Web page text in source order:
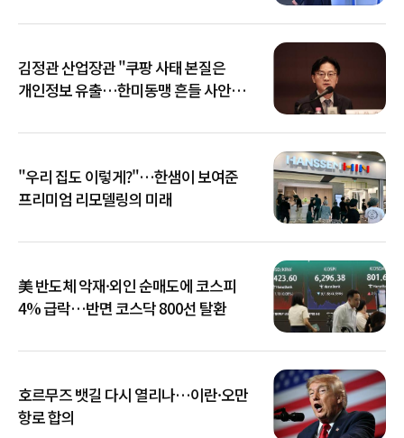
김정관 산업장관 "쿠팡 사태 본질은
개인정보 유출…한미동맹 흔들 사안
"우리 집도 이렇게?"…한샘이 보여준
프리미엄 리모델링의 미래
美 반도체 악재·외인 순매도에 코스피
4% 급락…반면 코스닥 800선 탈환
호르무즈 뱃길 다시 열리나…이란·오만
항로 합의